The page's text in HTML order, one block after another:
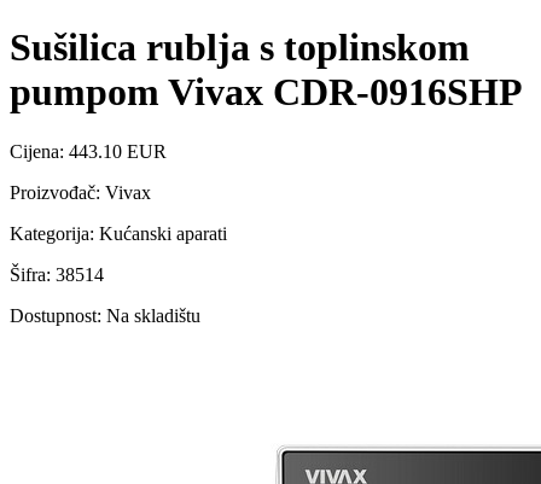
Sušilica rublja s toplinskom
pumpom Vivax CDR-0916SHP
Cijena: 443.10 EUR
Proizvođač: Vivax
Kategorija: Kućanski aparati
Šifra: 38514
Dostupnost: Na skladištu